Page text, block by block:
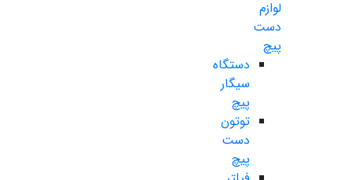
لوازم
دست
پیچ
دستگاه
سیگار
پیچ
توتون
دست
پیچ